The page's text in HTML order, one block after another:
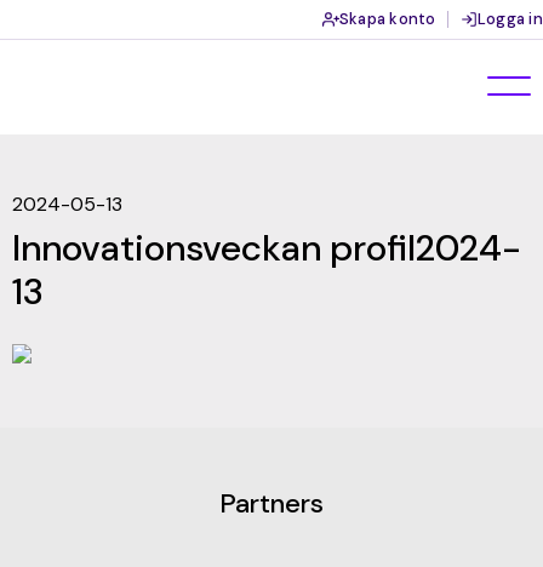
Skapa konto Logga in
2024-05-13
Innovationsveckan profil2024-
13
Partners